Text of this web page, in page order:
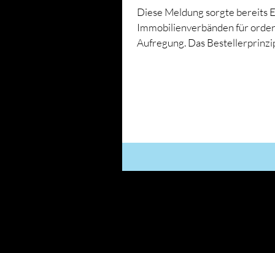
Diese Meldung sorgte bereits
Immobilienverbänden für
Aufregung. Das